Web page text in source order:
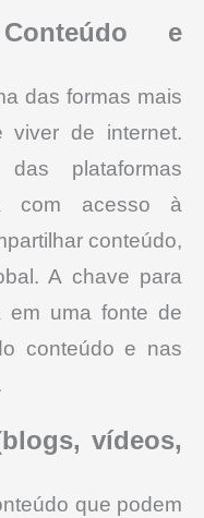
e
das formas mais
viver de internet.
plataformas
com acesso à
conteúdo,
A chave para
em uma fonte de
conteúdo e nas
vídeos,
que podem